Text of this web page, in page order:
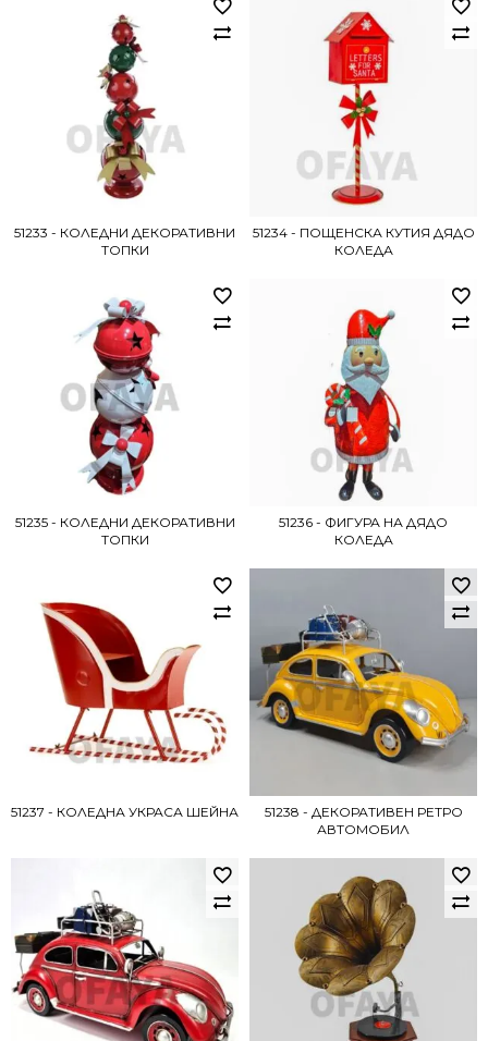
51233 - КОЛЕДНИ ДЕКОРАТИВНИ
ТОПКИ
51234 - ПОЩЕНСКА КУТИЯ ДЯДО
КОЛЕДА
51235 - КОЛЕДНИ ДЕКОРАТИВНИ
ТОПКИ
51236 - ФИГУРА НА ДЯДО
КОЛЕДА
51237 - КОЛЕДНА УКРАСА ШЕЙНА
51238 - ДЕКОРАТИВЕН РЕТРО
АВТОМОБИЛ